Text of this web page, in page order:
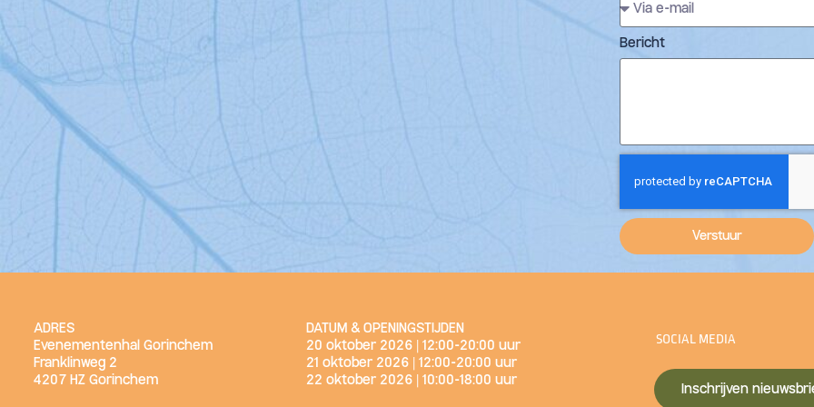
Bericht
Verstuur
ADRES
Evenementenhal Gorinchem
Franklinweg 2
4207 HZ Gorinchem
DATUM & OPENINGSTIJDEN
20 oktober 2026 | 12:00-20:00 uur
21 oktober 2026 | 12:00-20:00 uur
22 oktober 2026 | 10:00-18:00 uur
SOCIAL MEDIA
Inschrijven